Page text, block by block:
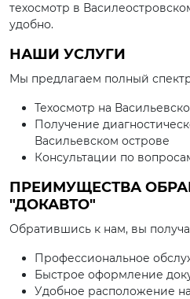
техосмотр в
удобно.
НАШИ УСЛУГИ
Мы предлагаем полный
Техосмотр на
Получение
Васильевском острове
Консультации по
ПРЕИМУЩЕСТВА
"ДОКАВТО"
Обратившись к нам, вы
Профессиональное
Быстрое оформление
Удобное расположение